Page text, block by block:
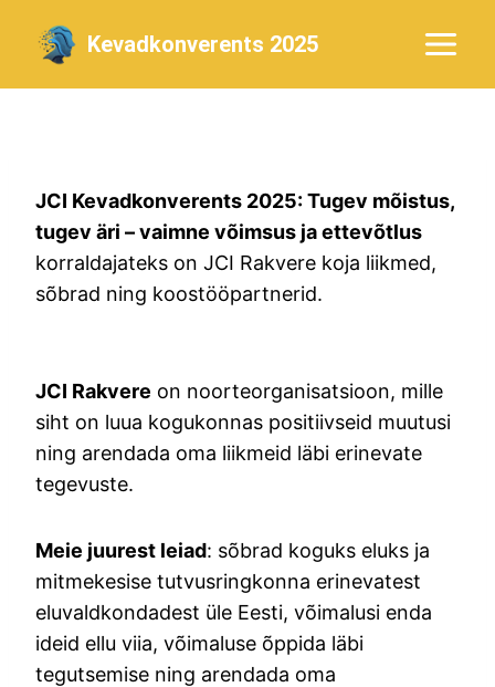
Kevadkonverents 2025
JCI Kevadkonverents 2025: Tugev mõistus,
tugev äri – vaimne võimsus ja ettevõtlus
korraldajateks on JCI Rakvere koja liikmed,
sõbrad ning koostööpartnerid.
JCI Rakvere on noorteorganisatsioon, mille
siht on luua kogukonnas positiivseid muutusi
ning arendada oma liikmeid läbi erinevate
tegevuste.
Meie juurest leiad: sõbrad koguks eluks ja
mitmekesise tutvusringkonna erinevatest
eluvaldkondadest üle Eesti, võimalusi enda
ideid ellu viia, võimaluse õppida läbi
tegutsemise ning arendada oma